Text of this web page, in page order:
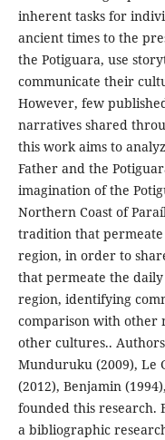
inherent tasks for
ancient times to the
the Potiguara, use
communicate their
However, few
narratives shared
this work aims to
Father and the
imagination of the
Northern Coast of
tradition that
region, in order to
that permeate the
region, identifying
comparison with other
other cultures.. Authors
Munduruku (2009), Le
(2012), Benjamin
founded this research.
a bibliographic